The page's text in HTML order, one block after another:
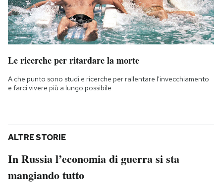
Le ricerche per ritardare la morte
A che punto sono studi e ricerche per rallentare l'invecchiamento
e farci vivere più a lungo possibile
ALTRE STORIE
In Russia l’economia di guerra si sta
mangiando tutto